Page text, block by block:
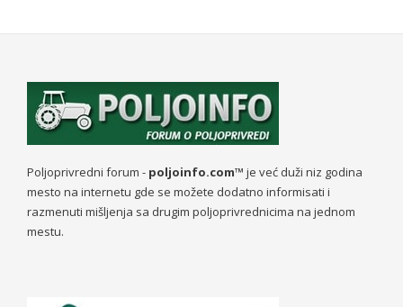
Poljoprivredni forum - poljoinfo.com™ je već duži niz godina
mesto na internetu gde se možete dodatno informisati i
razmenuti mišljenja sa drugim poljoprivrednicima na jednom
mestu.